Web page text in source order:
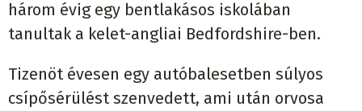
három évig egy bentlakásos iskolában
tanultak a kelet-angliai Bedfordshire-ben.
Tizenöt évesen egy autóbalesetben súlyos
csípősérülést szenvedett, ami után orvosa